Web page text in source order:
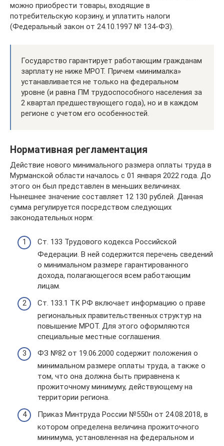
можно приобрести товары, входящие в
потребительскую корзину, и уплатить налоги
(Федеральный закон от 24.10.1997 № 134-ФЗ).
Государство гарантирует работающим гражданам
зарплату не ниже МРОТ. Причем «минималка»
устанавливается не только на федеральном
уровне (и равна ПМ трудоспособного населения за
2 квартал предшествующего года), но и в каждом
регионе с учетом его особенностей.
Нормативная регламентация
Действие нового минимального размера оплаты труда в
Мурманской области началось с 01 января 2022 года. До
этого он был представлен в меньших величинах.
Нынешнее значение составляет 12 130 рублей. Данная
сумма регулируется посредством следующих
законодательных норм:
Ст. 133 Трудового кодекса Российской
Федерации. В ней содержится перечень сведений
о минимальном размере гарантированного
дохода, полагающегося всем работающим
лицам.
Ст. 133.1 ТК РФ включает информацию о праве
региональных правительственных структур на
повышение МРОТ. Для этого оформляются
специальные местные соглашения.
ФЗ №82 от 19.06.2000 содержит положения о
минимальном размере оплаты труда, а также о
том, что она должна быть приравнена к
прожиточному минимуму, действующему на
территории региона.
Приказ Минтруда России №550н от 24.08.2018, в
котором определена величина прожиточного
минимума, установленная на федеральном и